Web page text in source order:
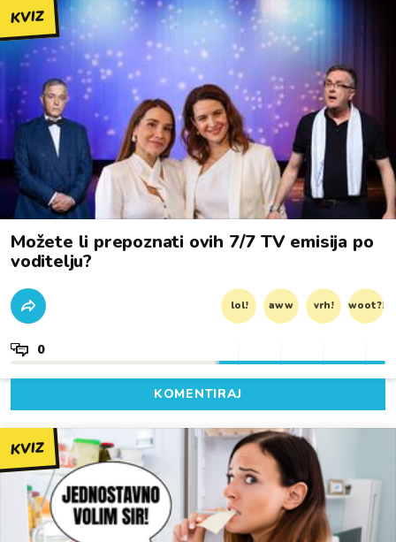
KVIZ
Možete li prepoznati ovih 7/7 TV emisija po
voditelju?
lol! aww vrh! woot?!
0
KOMENTIRAJ
KVIZ